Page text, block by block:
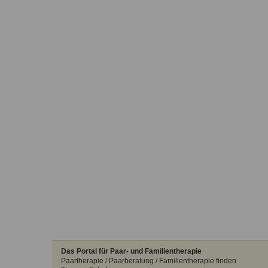
Das Portal für Paar- und Familientherapie
Paartherapie / Paarberatung / Familientherapie finden